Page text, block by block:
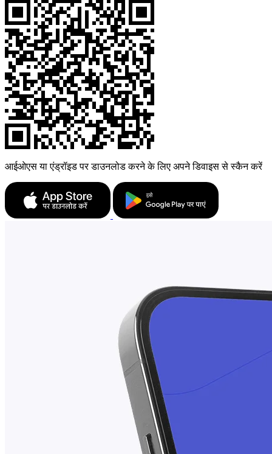
आईओएस या एंड्रॉइड पर डाउनलोड करने के लिए अपने डिवाइस से स्कैन करें